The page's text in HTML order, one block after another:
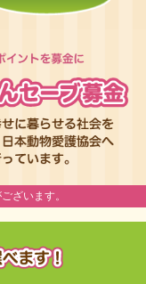
ざいます。